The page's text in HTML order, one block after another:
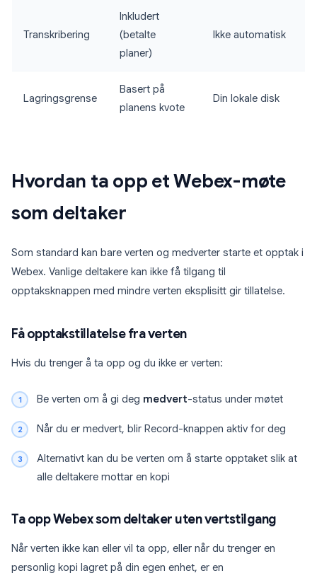
Transkribering
Inkludert
(betalte
planer)
Ikke automatisk
Lagringsgrense
Basert på
planens kvote
Din lokale disk
Hvordan ta opp et Webex-møte
som deltaker
Som standard kan bare verten og medverter starte et opptak i
Webex. Vanlige deltakere kan ikke få tilgang til
opptaksknappen med mindre verten eksplisitt gir tillatelse.
Få opptakstillatelse fra verten
Hvis du trenger å ta opp og du ikke er verten:
Be verten om å gi deg medvert-status under møtet
Når du er medvert, blir Record-knappen aktiv for deg
Alternativt kan du be verten om å starte opptaket slik at
alle deltakere mottar en kopi
Ta opp Webex som deltaker uten vertstilgang
Når verten ikke kan eller vil ta opp, eller når du trenger en
personlig kopi lagret på din egen enhet, er en